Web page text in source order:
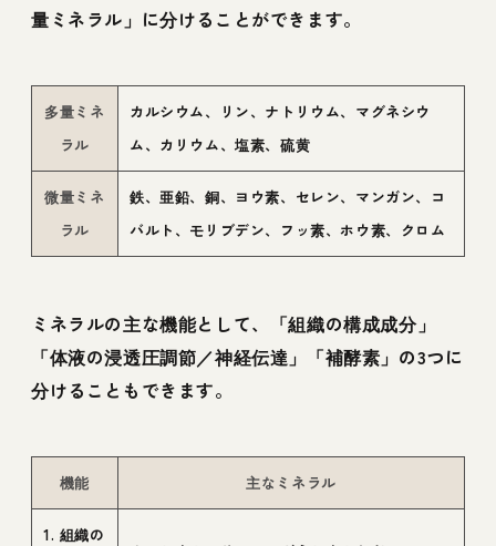
量ミネラル」に分けることができます。
多量ミネ
ラル
カルシウム、リン、ナトリウム、マグネシウ
ム、カリウム、塩素、硫黄
微量ミネ
ラル
鉄、亜鉛、銅、ヨウ素、セレン、マンガン、コ
バルト、モリブデン、フッ素、ホウ素、クロム
ミネラルの主な機能として、「組織の構成成分」
「体液の浸透圧調節／神経伝達」「補酵素」の3つに
分けることもできます。
機能 主なミネラル
1. 組織の